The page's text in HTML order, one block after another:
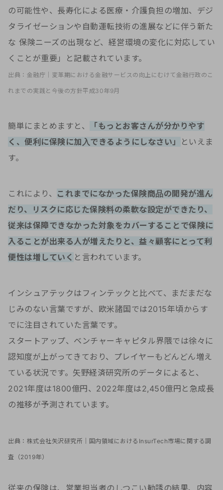
の可能性や、長寿化による医療・介護負担の増加、デジ
タライゼーションや自動運転技術の進展などに伴う新た
な 保険ニーズの出現など、経営環境の変化に対応してい
くことが重要」と記載されています。
出典：金融庁｜変革期における金融サービスの向上にむけて金融行政のこ
れまでの実践と今後の方針平成30年9月
簡単にまとめますと、
「もっとお客さんが分かりやす
く、便利に保険に加入できるようにしなさい」
といえま
す。
これにより、 これまでになかった保険商品の開発が進ん
だり、リスクに応じた保険料の柔軟な設定ができたり、
従来は保障できなかった対象をカバーすることで保険に
入ることが出来る人が増えたりと、益々顧客にとって利
便性は増していく と言われています。
インシュアテックはフィンテックと比べて、まだまだな
じみのない言葉ですが、欧米諸国では2015年頃からす
でに注目されていた言葉です。
スタートアップ、ベンチャーキャピタル界隈では徐々に
認知度が上がってきており、プレイヤーもどんどん増え
ている状況です。矢野経済研究所のデータによると、
2021年度は1800億円、2022年度は2,450億円と急成長
の推移が予測されています。
出典：株式会社矢沢研究所｜国内領域におけるInsurTech市場に関する調
査（2019年）
従来の保険は、営業担当者のしつこい勧誘の結果、内容